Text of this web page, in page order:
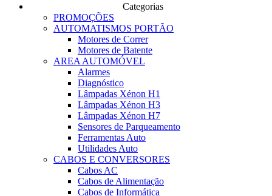
Categorias
PROMOÇÕES
AUTOMATISMOS PORTÃO
Motores de Correr
Motores de Batente
AREA AUTOMÓVEL
Alarmes
Diagnóstico
Lâmpadas Xénon H1
Lâmpadas Xénon H3
Lâmpadas Xénon H7
Sensores de Parqueamento
Ferramentas Auto
Utilidades Auto
CABOS E CONVERSORES
Cabos AC
Cabos de Alimentação
Cabos de Informática